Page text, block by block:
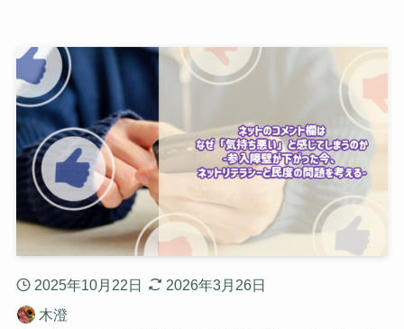
2025年10月22日
2026年3月26日
木澄